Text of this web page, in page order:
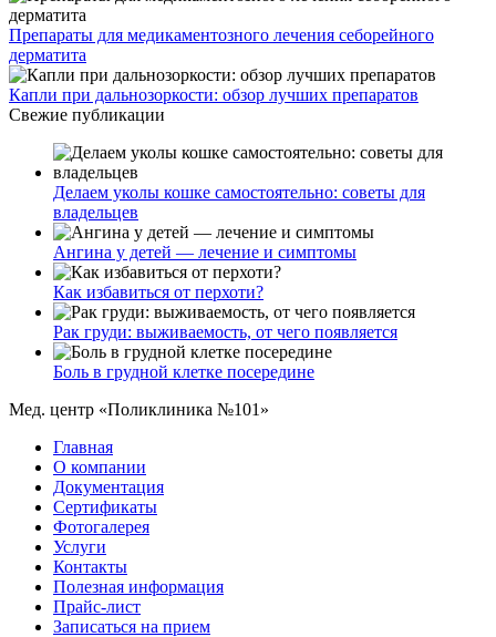
Препараты для медикаментозного лечения себорейного
дерматита
Капли при дальнозоркости: обзор лучших препаратов
Свежие публикации
Делаем уколы кошке самостоятельно: советы для
владельцев
Ангина у детей — лечение и симптомы
Как избавиться от перхоти?
Рак груди: выживаемость, от чего появляется
Боль в грудной клетке посередине
Мед. центр «Поликлиника №101»
Главная
О компании
Документация
Сертификаты
Фотогалерея
Услуги
Контакты
Полезная информация
Прайс-лист
Записаться на прием